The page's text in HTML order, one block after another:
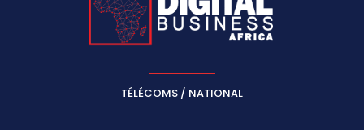
TÉLÉCOMS / NATIONAL